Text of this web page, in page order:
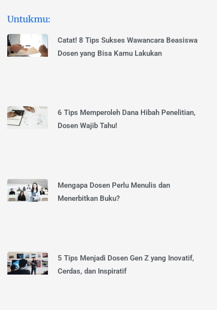
Untukmu:
Catat! 8 Tips Sukses Wawancara Beasiswa
Dosen yang Bisa Kamu Lakukan
6 Tips Memperoleh Dana Hibah Penelitian,
Dosen Wajib Tahu!
Mengapa Dosen Perlu Menulis dan
Menerbitkan Buku?
5 Tips Menjadi Dosen Gen Z yang Inovatif,
Cerdas, dan Inspiratif